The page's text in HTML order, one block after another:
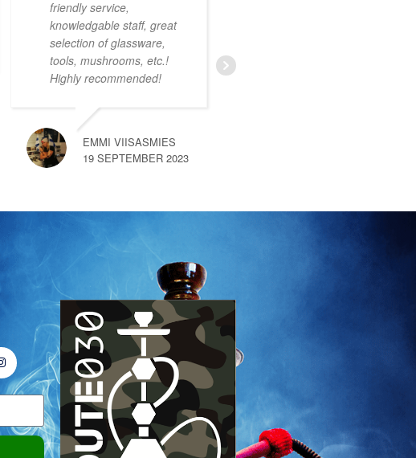
friendly service,
knowledgable staff, great
selection of glassware,
tools, mushrooms, etc.!
Highly recommended!
EMMI VIISASMIES
19 SEPTEMBER 2023
SEM VAN HEMERT